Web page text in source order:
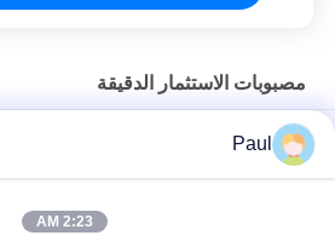
مصبوبات الاستثمار الدقيقة
قطع الشمع المفقودة من الفولاذ المقاوم
المركبات الميكانيكية
Paul
2:23 AM